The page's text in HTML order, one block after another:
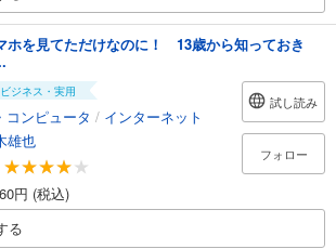
ホを見てただけなのに！ 13歳から知っておき
ビジネス・実用
コンピュータ / インターネット
雄也
円 (税込)
試し読み
フォロー
る